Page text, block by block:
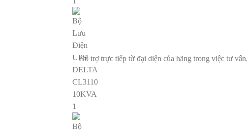
Hỗ trợ trực tiếp từ đại diện của hãng trong việc tư